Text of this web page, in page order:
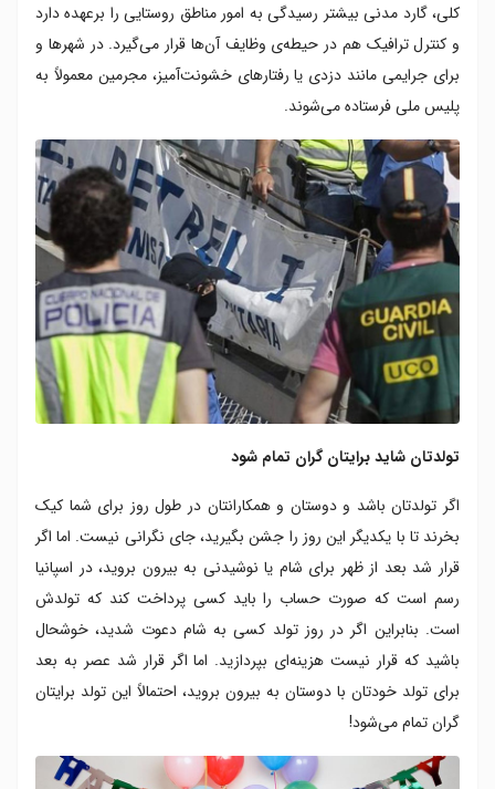
کلی، گارد مدنی بیشتر رسیدگی به امور مناطق روستایی را برعهده دارد
و کنترل ترافیک هم در حیطه‌ی وظایف آن‌ها قرار می‌گیرد. در شهرها و
برای جرایمی مانند دزدی یا رفتارهای خشونت‌آمیز، مجرمین معمولاً به
پلیس ملی فرستاده می‌شوند.
تولدتان شاید برایتان گران تمام شود
اگر تولدتان باشد و دوستان و همکارانتان در طول روز برای شما کیک
بخرند تا با یکدیگر این روز را جشن بگیرید، جای نگرانی نیست. اما اگر
قرار شد بعد از ظهر برای شام یا نوشیدنی به بیرون بروید، در اسپانیا
رسم است که صورت حساب را باید کسی پرداخت کند که تولدش
است. بنابراین اگر در روز تولد کسی به شام دعوت شدید، خوشحال
باشید که قرار نیست هزینه‌ای بپردازید. اما اگر قرار شد عصر به بعد
برای تولد خودتان با دوستان به بیرون بروید، احتمالاً این تولد برایتان
گران تمام می‌شود!